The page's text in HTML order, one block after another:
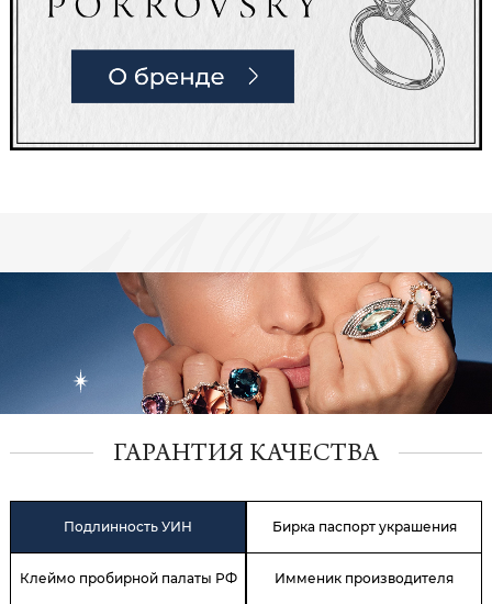
ГАРАНТИЯ КАЧЕСТВА
Подлинность УИН Бирка паспорт украшения
Клеймо пробирной палаты РФ Имменик производителя